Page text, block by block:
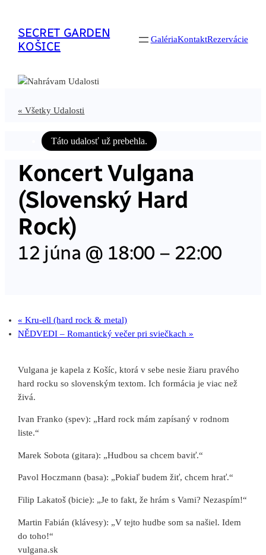
SECRET GARDEN
KOŠICE
GalériaKontaktRezervácie
« Všetky Udalosti
Táto udalosť už prebehla.
Koncert Vulgana
(Slovenský Hard
Rock)
12 júna @ 18:00 – 22:00
« Kru-ell (hard rock & metal)
NĚDVEDI – Romantický večer pri sviečkach»
Vulgana je kapela z Košíc, ktorá v sebe nesie žiaru pravého
hard rocku so slovenským textom. Ich formácia je viac než
živá.
Ivan Franko (spev): „Hard rock mám zapísaný v rodnom
liste.“
Marek Sobota (gitara): „Hudbou sa chcem baviť.“
Pavol Hoczmann (basa): „Pokiaľ budem žiť, chcem hrať.“
Filip Lakatoš (bicie): „Je to fakt, že hrám s Vami? Nezaspím!“
Martin Fabián (klávesy): „V tejto hudbe som sa našiel. Idem
do toho!“
vulgana.sk